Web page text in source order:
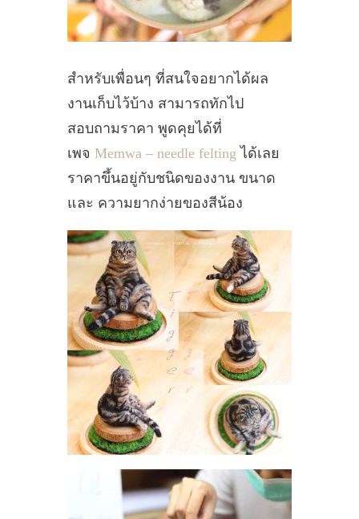
สำหรับเพื่อนๆ ที่สนใจอยากได้ผล
งานเก็บไว้บ้าง สามารถทักไป
สอบถามราคา พูดคุยได้ที่
เพจ Memwa – needle felting ได้เลย
ราคาขึ้นอยู่กับชนิดของงาน ขนาด
และ ความยากง่ายของสีน้อง